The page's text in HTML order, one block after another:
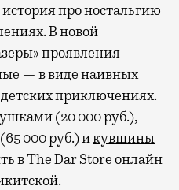
про ностальгию
В новой
проявления
— в виде наивных
детских приключениях.
(20 000 руб.),
(65 000 руб.) икувшины
в The Dar Store онлайн